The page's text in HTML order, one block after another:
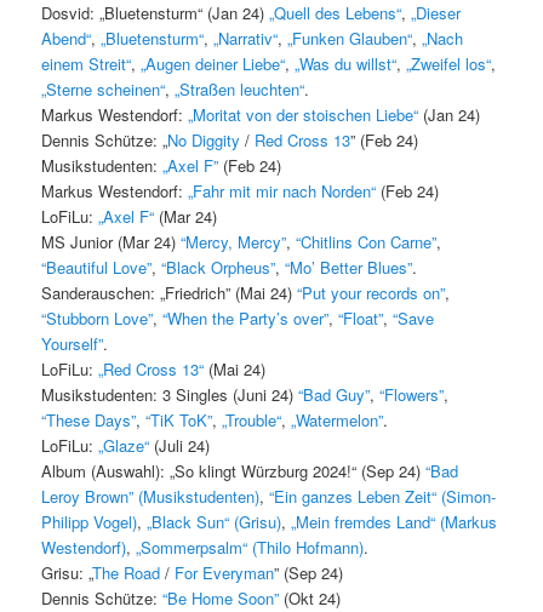
Dosvid: „Bluetensturm“ (Jan 24)„Quell des Lebens“,„Dieser
Abend“,„Bluetensturm“,„Narrativ“,„Funken Glauben“,„Nach
einem Streit“,„Augen deiner Liebe“,„Was du willst“,„Zweifel los“,
„Sterne scheinen“,„Straßen leuchten“.
Markus Westendorf:„Moritat von der stoischen Liebe“ (Jan 24)
Dennis Schütze: „No Diggity / Red Cross 13” (Feb 24)
Musikstudenten:„Axel F” (Feb 24)
Markus Westendorf:„Fahr mit mir nach Norden“ (Feb 24)
LoFiLu:„Axel F“ (Mar 24)
MS Junior (Mar 24)“Mercy, Mercy”,“Chitlins Con Carne”,
“Beautiful Love”,“Black Orpheus”,“Mo’ Better Blues”.
Sanderauschen: „Friedrich” (Mai 24)“Put your records on”,
“Stubborn Love”,“When the Party’s over”,“Float”,“Save
Yourself”.
LoFiLu:„Red Cross 13“ (Mai 24)
Musikstudenten: 3 Singles (Juni 24)“Bad Guy”,“Flowers”,
“These Days”,“TiK ToK”,„Trouble“,„Watermelon”.
LoFiLu:„Glaze“ (Juli 24)
Album (Auswahl): „So klingt Würzburg 2024!“ (Sep 24)“Bad
Leroy Brown” (Musikstudenten),“Ein ganzes Leben Zeit“ (Simon-
Philipp Vogel),„Black Sun“ (Grisu),„Mein fremdes Land“ (Markus
Westendorf),„Sommerpsalm“ (Thilo Hofmann).
Grisu: „The Road / For Everyman” (Sep 24)
Dennis Schütze:“Be Home Soon” (Okt 24)